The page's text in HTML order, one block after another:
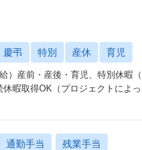
慶弔 特別 産休 育児
産前・産後・育児、特別休暇
暇取得OK（プロジェクトによ
通勤手当 残業手当